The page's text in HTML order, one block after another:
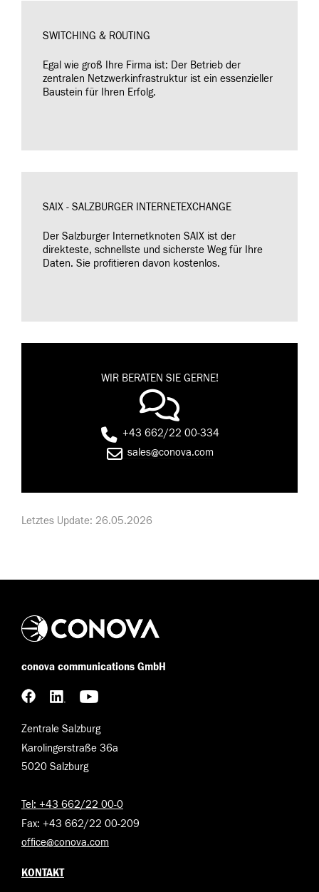
SWITCHING & ROUTING
Egal wie groß Ihre Firma ist: Der Betrieb der
zentralen Netzwerkinfrastruktur ist ein essenzieller
Baustein für Ihren Erfolg.
SAIX - SALZBURGER INTERNETEXCHANGE
Der Salzburger Internetknoten SAIX ist der
direkteste, schnellste und sicherste Weg für Ihre
Daten. Sie profitieren davon kostenlos.
WIR BERATEN SIE GERNE!
+43 662/22 00-334
sales@conova.com
Letztes Update: 26.05.2026
conova communications GmbH
Zentrale Salzburg
Karolingerstraße 36a
5020 Salzburg
Tel: +43 662/22 00-0
Fax: +43 662/22 00-209
office@conova.com
KONTAKT